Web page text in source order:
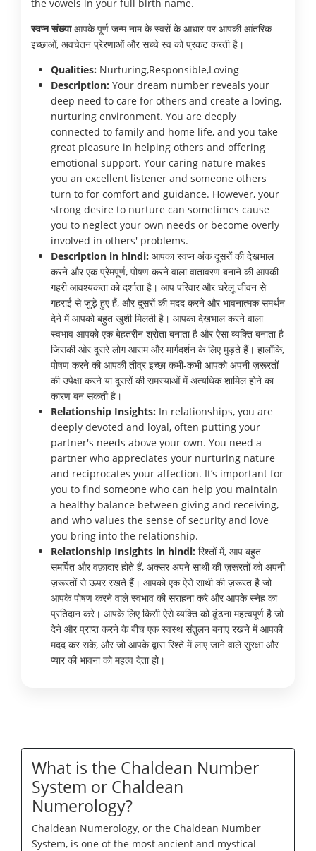
the vowels in your full birth name.
स्वप्न संख्याआपके पूर्ण जन्म नाम के स्वरों के आधार पर आपकी आंतरिक
इच्छाओं, अवचेतन प्रेरणाओं और सच्चे स्व को प्रकट करती है।
Qualities: Nurturing,Responsible,Loving
Description: Your dream number reveals your
deep need to care for others and create a loving,
nurturing environment. You are deeply
connected to family and home life, and you take
great pleasure in helping others and offering
emotional support. Your caring nature makes
you an excellent listener and someone others
turn to for comfort and guidance. However, your
strong desire to nurture can sometimes cause
you to neglect your own needs or become overly
involved in others' problems.
Description in hindi: आपका स्वप्न अंक दूसरों की देखभाल
करने और एक प्रेमपूर्ण, पोषण करने वाला वातावरण बनाने की आपकी
गहरी आवश्यकता को दर्शाता है। आप परिवार और घरेलू जीवन से
गहराई से जुड़े हुए हैं, और दूसरों की मदद करने और भावनात्मक समर्थन
देने में आपको बहुत खुशी मिलती है। आपका देखभाल करने वाला
स्वभाव आपको एक बेहतरीन श्रोता बनाता है और ऐसा व्यक्ति बनाता है
जिसकी ओर दूसरे लोग आराम और मार्गदर्शन के लिए मुड़ते हैं। हालाँकि,
पोषण करने की आपकी तीव्र इच्छा कभी-कभी आपको अपनी ज़रूरतों
की उपेक्षा करने या दूसरों की समस्याओं में अत्यधिक शामिल होने का
कारण बन सकती है।
Relationship Insights: In relationships, you are
deeply devoted and loyal, often putting your
partner's needs above your own. You need a
partner who appreciates your nurturing nature
and reciprocates your affection. It’s important for
you to find someone who can help you maintain
a healthy balance between giving and receiving,
and who values the sense of security and love
you bring into the relationship.
Relationship Insights in hindi: रिश्तों में, आप बहुत
समर्पित और वफ़ादार होते हैं, अक्सर अपने साथी की ज़रूरतों को अपनी
ज़रूरतों से ऊपर रखते हैं। आपको एक ऐसे साथी की ज़रूरत है जो
आपके पोषण करने वाले स्वभाव की सराहना करे और आपके स्नेह का
प्रतिदान करे। आपके लिए किसी ऐसे व्यक्ति को ढूंढना महत्वपूर्ण है जो
देने और प्राप्त करने के बीच एक स्वस्थ संतुलन बनाए रखने में आपकी
मदद कर सके, और जो आपके द्वारा रिश्ते में लाए जाने वाले सुरक्षा और
प्यार की भावना को महत्व देता हो।
What is the Chaldean Number
System or Chaldean
Numerology?
Chaldean Numerology, or the Chaldean Number
System, is one of the most ancient and mystical